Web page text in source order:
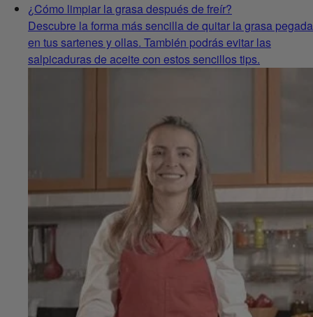
¿Cómo limpiar la grasa después de freír?
Descubre la forma más sencilla de quitar la grasa pegada
en tus sartenes y ollas. También podrás evitar las
salpicaduras de aceite con estos sencillos tips.